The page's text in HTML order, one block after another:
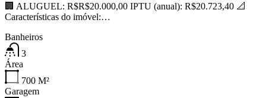
🏢 ALUGUEL: R$R$20.000,00 IPTU (anual): R$20.723,40 📐
Características do imóvel:…
Banheiros
3
Área
700 M²
Garagem